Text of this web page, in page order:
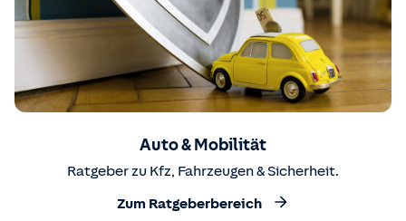
Auto & Mobilität
Ratgeber zu Kfz, Fahrzeugen & Sicherheit.
Zum Ratgeberbereich